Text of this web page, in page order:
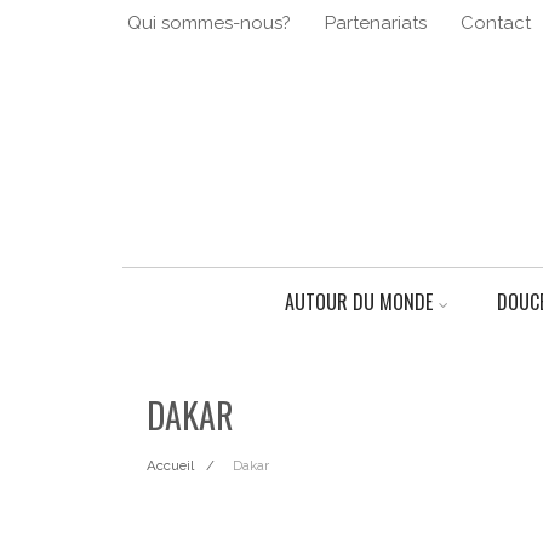
Qui sommes-nous? Partenariats Contact
AUTOUR DU MONDE
DAKAR
Accueil Dakar